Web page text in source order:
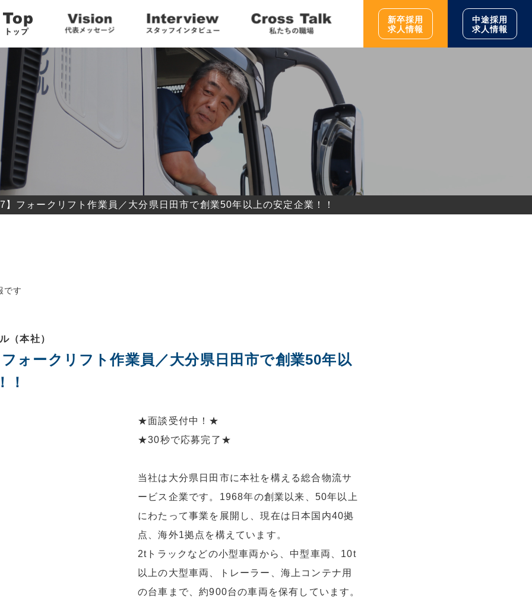
新卒採用
求人情報
中途採用
求人情報
フォークリフト作業員／大分県日田市で創業50年以上の安定企業！！
です
（本社）
ォークリフト作業員／大分県日田市で創業50年以
！
★面談受付中！★
★30秒で応募完了★
当社は大分県日田市に本社を構える総合物流サ
ービス企業です。1968年の創業以来、50年以上
にわたって事業を展開し、現在は日本国内40拠
点、海外1拠点を構えています。
2tトラックなどの小型車両から、中型車両、10t
以上の大型車両、トレーラー、海上コンテナ用
の台車まで、約900台の車両を保有しています。